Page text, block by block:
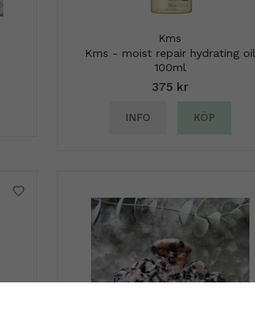
Kms
Kms - moist repair hydrating oil
100ml
375 kr
INFO KÖP